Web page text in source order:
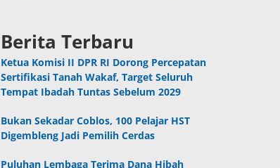
Berita Terbaru
Ketua Komisi II DPR RI Dorong Percepatan
Sertifikasi Tanah Wakaf, Target Seluruh
Tempat Ibadah Tuntas Sebelum 2029
Bukan Sekadar Coblos, 100 Pelajar HST
Digembleng Jadi Pemilih Cerdas
Puluhan Lembaga Terima Dana Hibah